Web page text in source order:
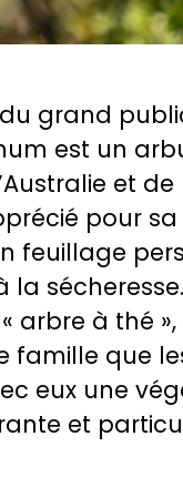
grand
est un
et
pour
feuillage
la
arbre à thé
famille que
eux une
et